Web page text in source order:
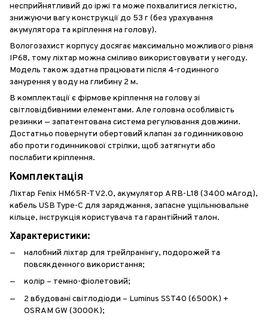
несприйнятливий до іржі та може похвалитися легкістю,
знижуючи вагу конструкції до 53 г (без урахування
акумулятора та кріплення на голову).
Вологозахист корпусу досягає максимально можливого рівня
IP68, тому ліхтар можна сміливо використовувати у негоду.
Модель також здатна працювати після 4-годинного
занурення у воду на глибину 2 м.
В комплектації є фірмове кріплення на голову зі
світловідбивними елементами. Але головна особливість
резинки — запатентована система регулювання довжини.
Достатньо повернути обертовий клапан за годинниковою
або проти годинникової стрілки, щоб затягнути або
послабити кріплення.
Комплектація
Ліхтар Fenix HM65R-T V2.0, акумулятор ARB-L18 (3400 мАгод),
кабель USB Type-C для заряджання, запасне ущільнювальне
кільце, інструкція користувача та гарантійний талон.
Характеристики:
налобний ліхтар для трейлранінгу, подорожей та
повсякденного використання;
колір – темно-фіолетовий;
2 вбудовані світлодіоди – Luminus SST40 (6500К) +
OSRAM GW (3000К);